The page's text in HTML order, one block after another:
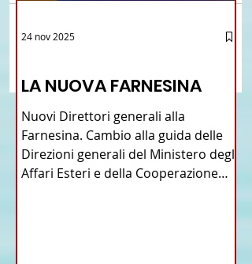
Brasile La Storia del
Scrivi un commento...
LA NUOVA FARNESINA
Nuovi Direttori generali alla
Farnesina. Cambio alla guida delle
Direzioni generali del Ministero degli
Affari Esteri e della Cooperazione
24 nov 2025